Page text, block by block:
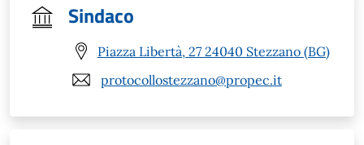
Sindaco
Piazza Libertà, 27 24040 Stezzano (BG)
protocollostezzano@propec.it